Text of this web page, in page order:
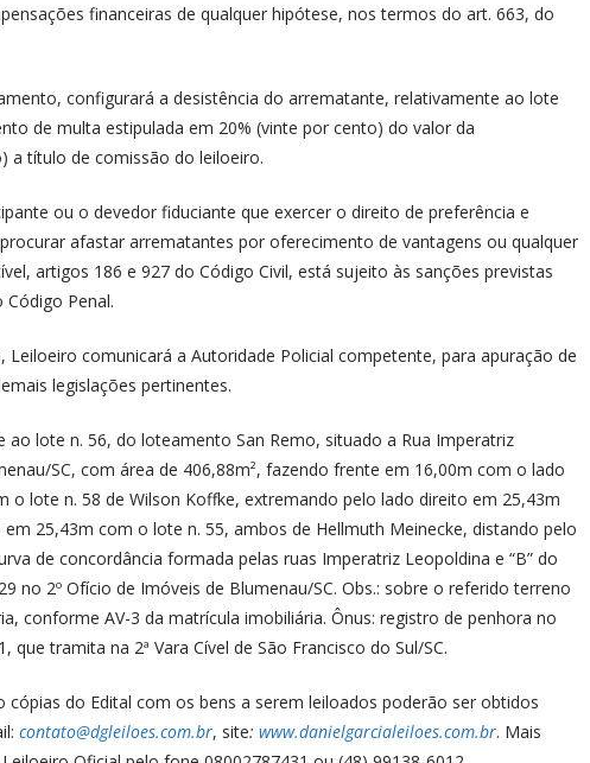
financeiras de qualquer hipótese, nos termos do art. 663, do
configurará a desistência do arrematante, relativamente ao lote
de multa estipulada em 20% (vinte por cento) do valor da
a título de comissão do leiloeiro.
ou o devedor fiduciante que exercer o direito de preferência e
afastar arrematantes por oferecimento de vantagens ou qualquer
artigos 186 e 927 do Código Civil, está sujeito às sanções previstas
Penal.
Leiloeiro comunicará a Autoridade Policial competente, para apuração de
legislações pertinentes.
lote n. 56, do loteamento San Remo, situado a Rua Imperatriz
SC, com área de 406,88m², fazendo frente em 16,00m com o lado
o lote n. 58 de Wilson Koffke, extremando pelo lado direito em 25,43m
25,43m com o lote n. 55, ambos de Hellmuth Meinecke, distando pelo
de concordância formada pelas ruas Imperatriz Leopoldina e “B” do
no 2º Ofício de Imóveis de Blumenau/SC. Obs.: sobre o referido terreno
conforme AV-3 da matrícula imobiliária. Ônus: registro de penhora no
que tramita na 2ª Vara Cível de São Francisco do Sul/SC.
do Edital com os bens a serem leiloados poderão ser obtidos
contato@dgleiloes.com.br, site: www.danielgarcialeiloes.com.br. Mais